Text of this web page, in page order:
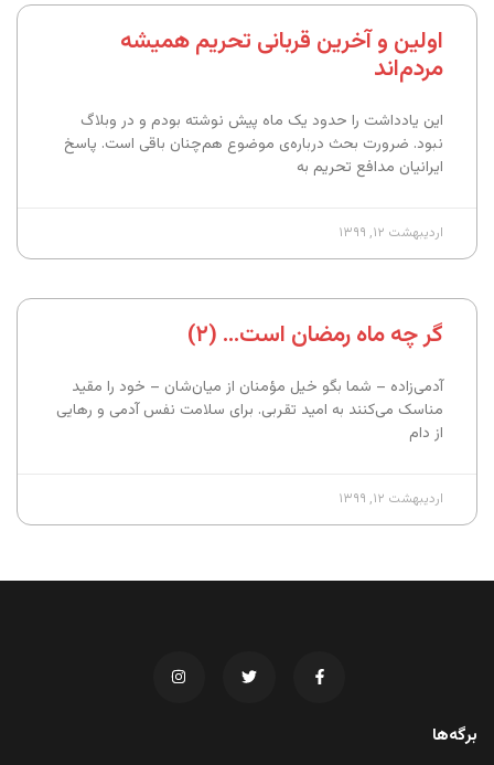
اولین و آخرین قربانی تحریم همیشه
مردم‌اند
این یادداشت را حدود یک ماه پیش نوشته بودم و در وبلاگ
نبود. ضرورت بحث درباره‌ی موضوع هم‌چنان باقی است. پاسخ
ایرانیان مدافع تحریم به
اردیبهشت ۱۲, ۱۳۹۹
گر چه ماه رمضان است… (۲)
آدمی‌زاده – شما بگو خیل مؤمنان از میان‌شان – خود را مقید
مناسک می‌کنند به امید تقربی. برای سلامت نفس آدمی و رهایی
از دام
اردیبهشت ۱۲, ۱۳۹۹
برگه‌ها